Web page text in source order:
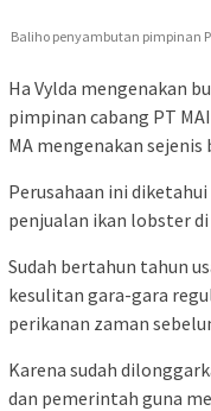
Baliho penyambutan pimpinan
Ha Vylda mengenakan
pimpinan cabang PT
MA mengenakan sejenis
Perusahaan ini
penjualan ikan lobster di
Sudah bertahun tahun
kesulitan gara-gara
perikanan zaman
Karena sudah
dan pemerintah guna